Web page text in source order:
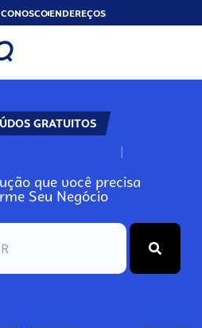
ENDEREÇOS
GRATUITOS
N
que você precisa
Seu Negócio